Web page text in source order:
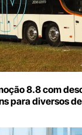
8.8 com
para diversos